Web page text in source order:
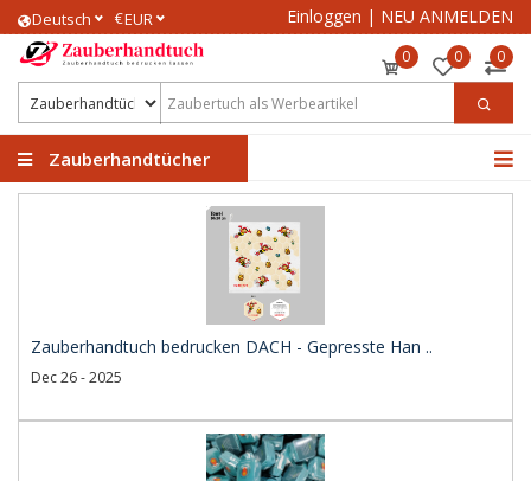
Deutsch €EUR Einloggen | NEU ANMELDEN
0 0 0
Zauberhandtücher
Zauberhandtuch bedrucken DACH - Gepresste Han ..
Dec 26 - 2025